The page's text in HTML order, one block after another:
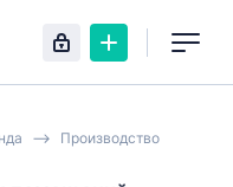
Производство